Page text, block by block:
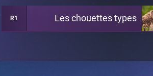
R1 Les chouettes types